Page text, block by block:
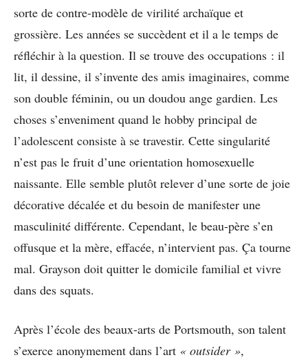
sorte de contre-modèle de virilité archaïque et
grossière. Les années se succèdent et il a le temps de
réfléchir à la question. Il se trouve des occupations : il
lit, il dessine, il s’invente des amis imaginaires, comme
son double féminin, ou un doudou ange gardien. Les
choses s’enveniment quand le hobby principal de
l’adolescent consiste à se travestir. Cette singularité
n’est pas le fruit d’une orientation homosexuelle
naissante. Elle semble plutôt relever d’une sorte de joie
décorative décalée et du besoin de manifester une
masculinité différente. Cependant, le beau-père s’en
offusque et la mère, effacée, n’intervient pas. Ça tourne
mal. Grayson doit quitter le domicile familial et vivre
dans des squats.
Après l’école des beaux-arts de Portsmouth, son talent
s’exerce anonymement dans l’art « outsider »,